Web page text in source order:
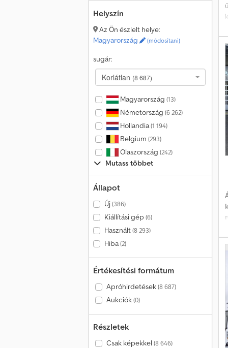
Helyszín
Az Ön észlelt helye:
Magyarország
(módosítani)
sugár:
Korlátlan (8 687)
Magyarország (13)
Németország (6 262)
Hollandia(1 194)
Belgium (293)
Olaszország (242)
Mutass többet
Állapot
Új(386)
Kiállítási gép (6)
Használt(8 293)
Hiba(2)
Értékesítési formátum
Apróhirdetések(8 687)
Aukciók(0)
Részletek
Csak képekkel (8 646)